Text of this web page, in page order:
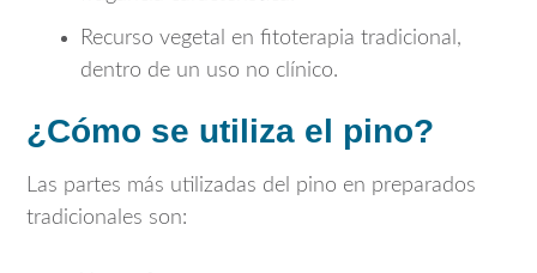
Recurso vegetal en fitoterapia tradicional,
dentro de un uso no clínico.
¿Cómo se utiliza el pino?
Las partes más utilizadas del pino en preparados
tradicionales son: